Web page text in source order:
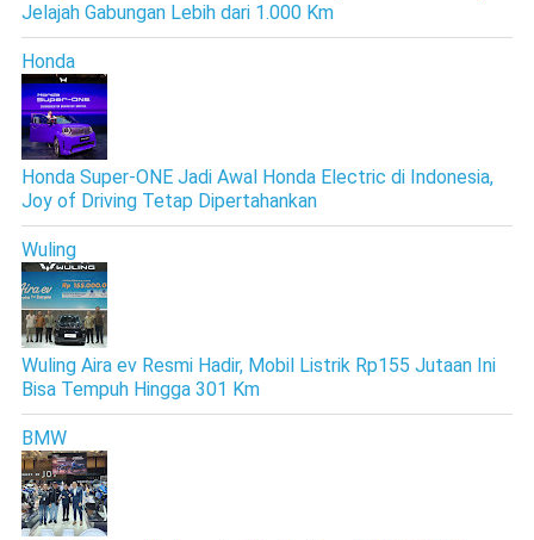
Jelajah Gabungan Lebih dari 1.000 Km
Honda
Honda Super-ONE Jadi Awal Honda Electric di Indonesia,
Joy of Driving Tetap Dipertahankan
Wuling
Wuling Aira ev Resmi Hadir, Mobil Listrik Rp155 Jutaan Ini
Bisa Tempuh Hingga 301 Km
BMW